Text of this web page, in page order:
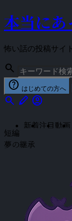
本当にあ
怖い話の投稿サイ
search
help はじめての方へ
search stylus account_circle
新着 注目 動画
短編
夢の継承